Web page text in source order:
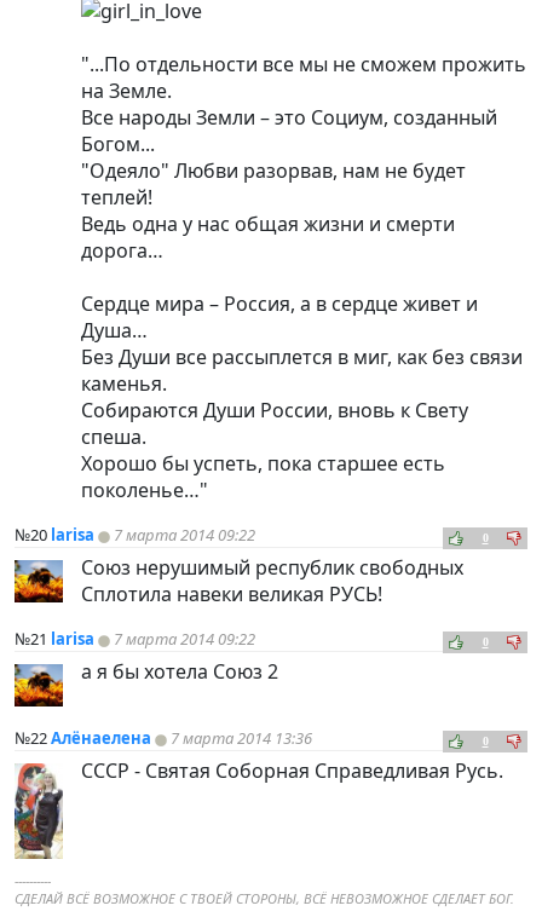
"...По отдельности все мы не сможем прожить
на Земле.
Все народы Земли – это Социум, созданный
Богом...
"Одеяло" Любви разорвав, нам не будет
теплей!
Ведь одна у нас общая жизни и смерти
дорога…
Сердце мира – Россия, а в сердце живет и
Душа…
Без Души все рассыплется в миг, как без связи
каменья.
Собираются Души России, вновь к Свету
спеша.
Хорошо бы успеть, пока старшее есть
поколенье…"
№20 larisa 7 марта 2014 09:22 0
Союз нерушимый республик свободных
Сплотила навеки великая РУСЬ!
№21 larisa 7 марта 2014 09:22 0
а я бы хотела Союз 2
№22Алёнаелена 7 марта 2014 13:36 0
СССР - Святая Соборная Справедливая Русь.
----------
СДЕЛАЙ ВСЁ ВОЗМОЖНОЕ С ТВОЕЙ СТОРОНЫ, ВСЁ НЕВОЗМОЖНОЕ СДЕЛАЕТ БОГ.